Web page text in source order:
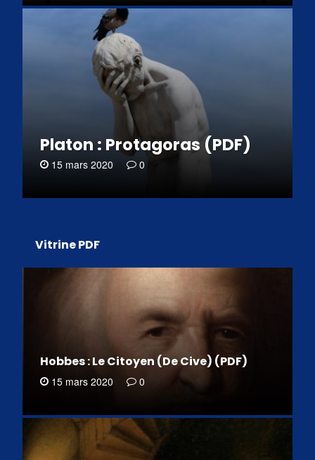
Platon : Protagoras (PDF)
15 mars 2020 0
Vitrine PDF
Hobbes : Le Citoyen (De Cive) (PDF)
15 mars 2020 0